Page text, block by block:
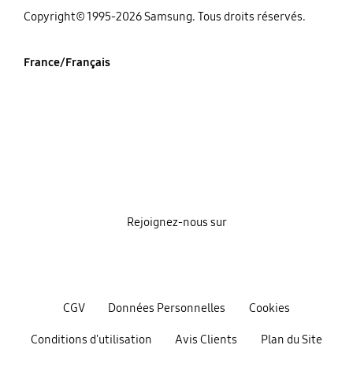
‌Copyright© 1995-2026 Samsung. Tous droits réservés.
France/Français
CGV Données Personnelles Cookies
Conditions d'utilisation Avis Clients Plan du Site
Rejoignez-nous sur